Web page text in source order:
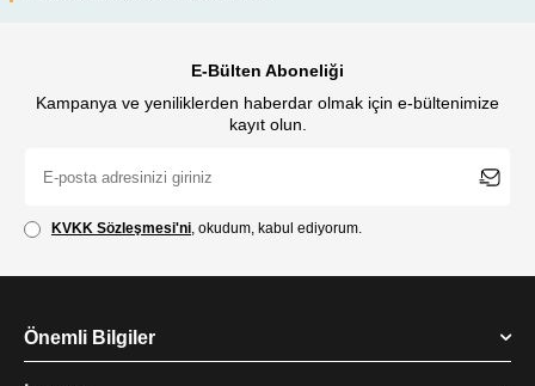
E-Bülten Aboneliği
Kampanya ve yeniliklerden haberdar olmak için e-bültenimize
kayıt olun.
KVKK Sözleşmesi'ni, okudum, kabul ediyorum.
Önemli Bilgiler